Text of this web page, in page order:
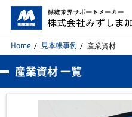
Home 見本帳事例 産業資材
産業資材 一覧